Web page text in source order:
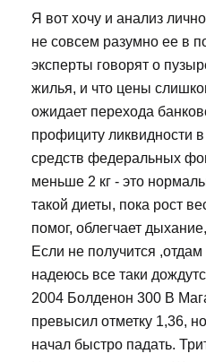
Я вот хочу и анализ
не совсем разумно ее в
эксперты говорят о
жилья, и что цены
ожидает перехода
профициту ликвидности
средств федеральных
меньше 2 кг - это
такой диеты, пока рост
помог, облегчает
Если не получится
надеюсь все таки
2004 Болденон 300 В
превысил отметку 1,36,
начал быстро падать.